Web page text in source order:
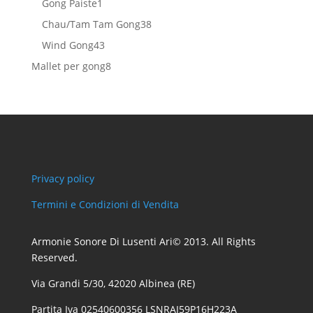
Gong Paiste1
prodotto
Chau/Tam Tam Gong3838
Wind Gong4343
prodotti
Mallet per gong88
Privacy policy
Termini e Condizioni di Vendita
Armonie Sonore Di Lusenti Ari© 2013. All Rights
Reserved.
Via Grandi 5/30, 42020 Albinea (RE)
Partita Iva 02540600356 LSNRAI59P16H223A